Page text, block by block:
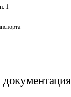
1
документация